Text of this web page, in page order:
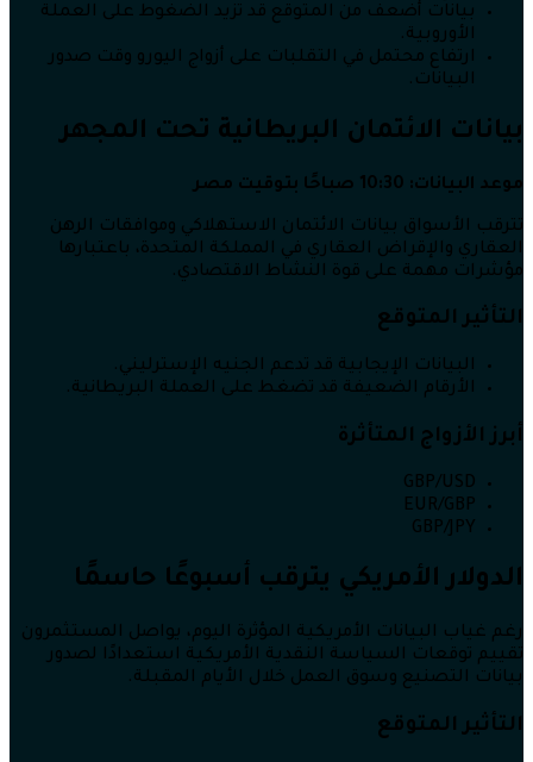
بيانات أضعف من المتوقع قد تزيد الضغوط على العملة
الأوروبية.
ارتفاع محتمل في التقلبات على أزواج اليورو وقت صدور
البيانات.
بيانات الائتمان البريطانية تحت المجهر
موعد البيانات: 10:30 صباحًا بتوقيت مصر
تترقب الأسواق بيانات الائتمان الاستهلاكي وموافقات الرهن
العقاري والإقراض العقاري في المملكة المتحدة، باعتبارها
مؤشرات مهمة على قوة النشاط الاقتصادي.
التأثير المتوقع
البيانات الإيجابية قد تدعم الجنيه الإسترليني.
الأرقام الضعيفة قد تضغط على العملة البريطانية.
أبرز الأزواج المتأثرة
GBP/USD
EUR/GBP
GBP/JPY
الدولار الأمريكي يترقب أسبوعًا حاسمًا
رغم غياب البيانات الأمريكية المؤثرة اليوم، يواصل المستثمرون
تقييم توقعات السياسة النقدية الأمريكية استعدادًا لصدور
بيانات التصنيع وسوق العمل خلال الأيام المقبلة.
التأثير المتوقع